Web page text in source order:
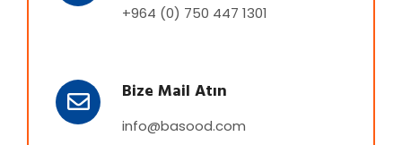
+964 (0) 750 447 1301
Bize Mail Atın
info@basood.com